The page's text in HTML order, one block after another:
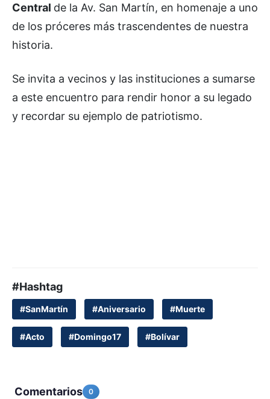
Central de la Av. San Martín, en homenaje a uno
de los próceres más trascendentes de nuestra
historia.
Se invita a vecinos y las instituciones a sumarse
a este encuentro para rendir honor a su legado
y recordar su ejemplo de patriotismo.
#Hashtag
#SanMartín #Aniversario #Muerte
#Acto #Domingo17 #Bolívar
Comentarios 0